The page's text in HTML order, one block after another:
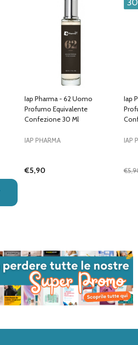
Iap Pharma - 62 Uomo
Profumo Equivalente
Confezione 30 Ml
IAP PHARMA
€5,90
Iap
IAP